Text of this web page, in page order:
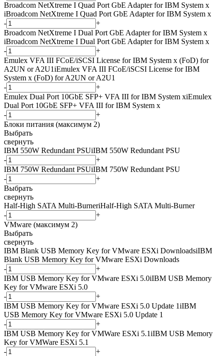
Broadcom NetXtreme I Quad Port GbE Adapter for IBM System x
iBroadcom NetXtreme I Quad Port GbE Adapter for IBM System x
-
+
Broadcom NetXtreme I Dual Port GbE Adapter for IBM System x
iBroadcom NetXtreme I Dual Port GbE Adapter for IBM System x
-
+
Emulex VFA III FCoE/iSCSI License for IBM System x (FoD) for
A2UN or A2U1iEmulex VFA III FCoE/iSCSI License for IBM
System x (FoD) for A2UN or A2U1
-
+
Emulex Dual Port 10GbE SFP+ VFA III for IBM System xiEmulex
Dual Port 10GbE SFP+ VFA III for IBM System x
-
+
Блоки питания (максимум 2)
Выбрать
свернуть
IBM 550W Redundant PSUiIBM 550W Redundant PSU
-
+
IBM 750W Redundant PSUiIBM 750W Redundant PSU
-
+
Выбрать
свернуть
Half-High SATA Multi-BurneriHalf-High SATA Multi-Burner
-
+
VMware (максимум 2)
Выбрать
свернуть
IBM Blank USB Memory Key for VMware ESXi DownloadsiIBM
Blank USB Memory Key for VMware ESXi Downloads
-
+
IBM USB Memory Key for VMware ESXi 5.0iIBM USB Memory
Key for VMware ESXi 5.0
-
+
IBM USB Memory Key for VMware ESXi 5.0 Update 1iIBM
USB Memory Key for VMware ESXi 5.0 Update 1
-
+
IBM USB Memory Key for VMWare ESXi 5.1iIBM USB Memory
Key for VMWare ESXi 5.1
-
+